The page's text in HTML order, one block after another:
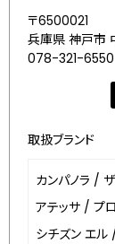
〒6500021
兵庫県 神戸市
078-321-6550
取扱ブランド
カンパノラ /
アテッサ / プ
シチズン エル